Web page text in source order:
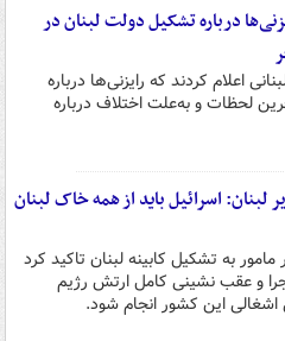
درباره تشکیل دولت لبنان در
اعلام کردند که رایزنی‌ها درباره
لحظات و به‌علت اختلاف درباره
اسرائیل باید از همه خاک لبنان
به تشکیل کابینه لبنان تاکید کرد
و عقب نشینی کامل ارتش رژیم
این کشور انجام شود.